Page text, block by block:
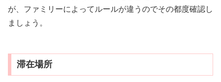
が、ファミリーによってルールが違うのでその都度確認し
ましょう。
滞在場所